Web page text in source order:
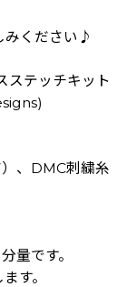
みください♪
ステッチキット
、DMC刺繍糸
量です。
す。